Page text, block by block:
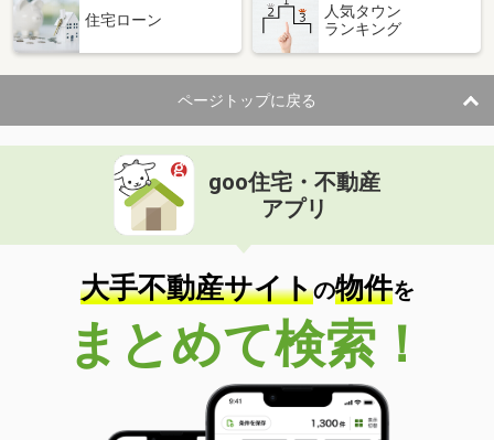
住宅ローン
人気タウン
ランキング
ページトップに戻る
goo住宅・不動産
アプリ
大手不動産サイトの物件を
まとめて検索！